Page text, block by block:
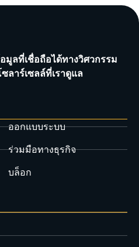
ลที่เชื่อถือได้ทางวิศวกรรม
ลาร์เซลล์ที่เราดูแล
ออกแบบระบบ
ร่วมมือทางธุรกิจ
บล็อก